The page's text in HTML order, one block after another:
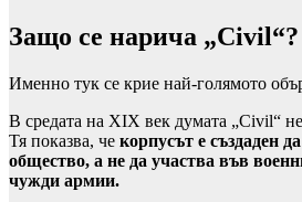
Защо се нарича „Civil“?
Именно тук се крие най-голямото
В средата на XIX век думата „Civil“
Тя показва, че корпусът е създаден
общество, а не да участва във
чужди армии.